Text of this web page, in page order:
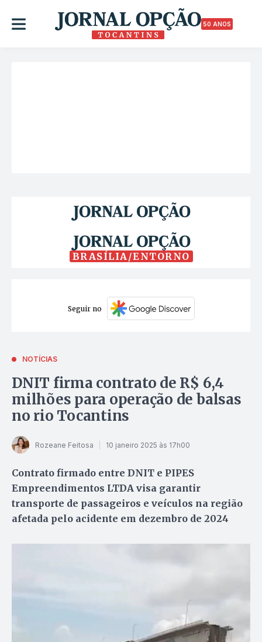
50 ANOS
BRASÍLIA/ENTORNO
Seguir no
NOTÍCIAS
DNIT firma contrato de R$ 6,4
milhões para operação de balsas
no rio Tocantins
Rozeane Feitosa 10 janeiro 2025 às 17h00
Contrato firmado entre DNIT e PIPES
Empreendimentos LTDA visa garantir
transporte de passageiros e veículos na região
afetada pelo acidente em dezembro de 2024